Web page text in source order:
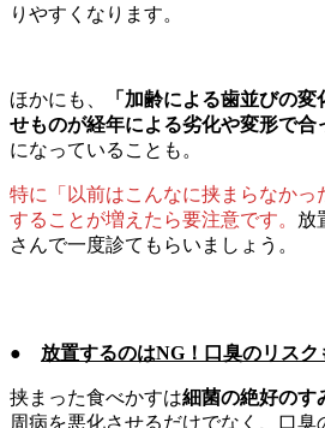
りやすくなります。
ほかにも、 「加齢による歯並びの変
せものが経年による劣化や変形で合
になっていることも。
特に「以前はこんなに挟まらなか
することが増えたら要注意です。 放
さんで一度診てもらいましょう。
● 放置するのはNG！口臭のリスク
挟まった食べかすは細菌の絶好のす
周病を悪化させるだけでなく、口臭